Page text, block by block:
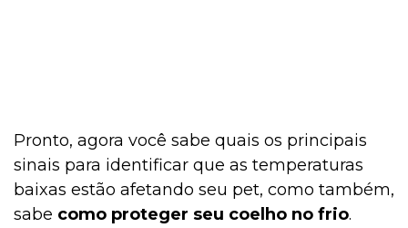
Pronto, agora você sabe quais os principais
sinais para identificar que as temperaturas
baixas estão afetando seu pet, como também,
sabe como proteger seu coelho no frio.